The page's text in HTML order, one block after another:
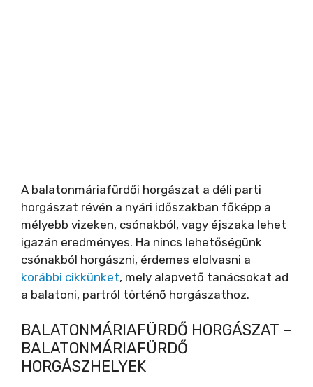
A balatonmáriafürdői horgászat a déli parti
horgászat révén a nyári időszakban főképp a
mélyebb vizeken, csónakból, vagy éjszaka lehet
igazán eredményes. Ha nincs lehetőségünk
csónakból horgászni, érdemes elolvasni a
korábbi cikkünket, mely alapvető tanácsokat ad
a balatoni, partról történő horgászathoz.
BALATONMÁRIAFÜRDŐ HORGÁSZAT –
BALATONMÁRIAFÜRDŐ
HORGÁSZHELYEK